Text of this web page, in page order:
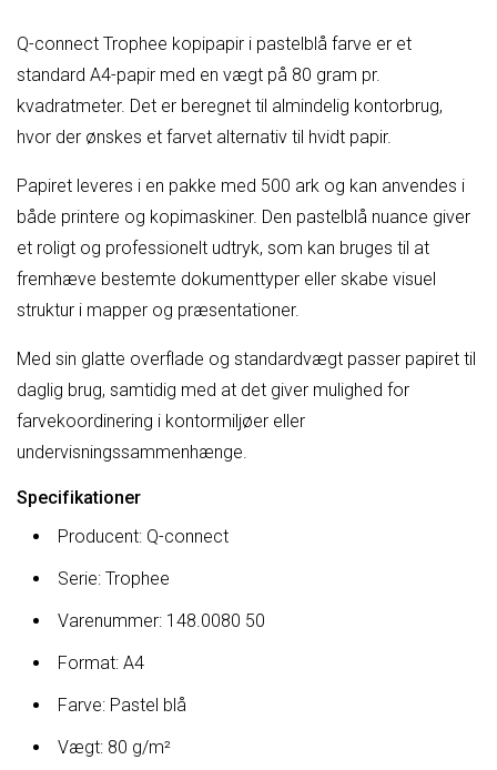
Q-connect Trophee kopipapir i pastelblå farve er et
standard A4-papir med en vægt på 80 gram pr.
kvadratmeter. Det er beregnet til almindelig kontorbrug,
hvor der ønskes et farvet alternativ til hvidt papir.
Papiret leveres i en pakke med 500 ark og kan anvendes i
både printere og kopimaskiner. Den pastelblå nuance giver
et roligt og professionelt udtryk, som kan bruges til at
fremhæve bestemte dokumenttyper eller skabe visuel
struktur i mapper og præsentationer.
Med sin glatte overflade og standardvægt passer papiret til
daglig brug, samtidig med at det giver mulighed for
farvekoordinering i kontormiljøer eller
undervisningssammenhænge.
Specifikationer
Producent: Q-connect
Serie: Trophee
Varenummer: 148.0080 50
Format: A4
Farve: Pastel blå
Vægt: 80 g/m²